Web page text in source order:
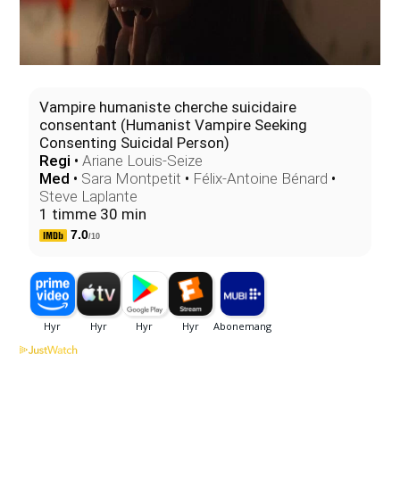
Vampire humaniste cherche suicidaire
consentant (Humanist Vampire Seeking
Consenting Suicidal Person)
Regi •Ariane Louis-Seize
Med • Sara Montpetit • Félix-Antoine Bénard •
Steve Laplante
1 timme 30 min
7.0/10